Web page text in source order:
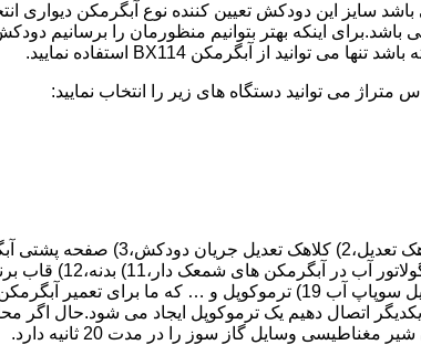
اتصال دهیم یک ترموکوپل ایجاد می شود.حال اگر